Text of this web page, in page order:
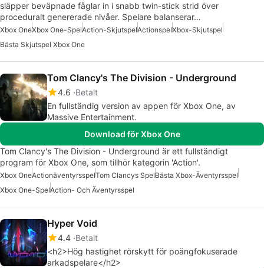
släpper beväpnade fåglar in i snabb twin-stick strid över
proceduralt genererade nivåer. Spelare balanserar…
Xbox OneXbox One-SpelAction-SkjutspelActionspelXbox-Skjutspel
Bästa Skjutspel Xbox One
Tom Clancy's The Division - Underground
4.6 Betalt
En fullständig version av appen för Xbox One, av
Massive Entertainment.
Download för Xbox One
Tom Clancy's The Division - Underground är ett fullständigt
program för Xbox One, som tillhör kategorin 'Action'.
Xbox OneActionäventyrsspelTom Clancys SpelBästa Xbox-Äventyrsspel
Xbox One-SpelAction- Och Äventyrsspel
Hyper Void
4.4 Betalt
<h2>Hög hastighet rörskytt för poängfokuserade
arkadspelare</h2>